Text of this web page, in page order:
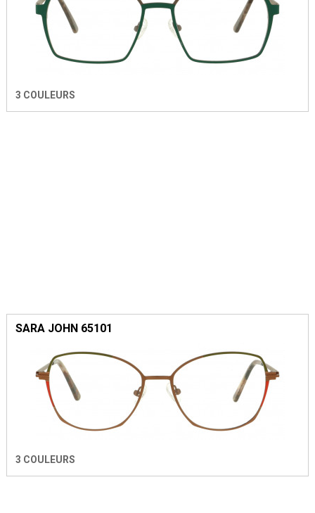
3 COULEURS
SARA JOHN 65101
3 COULEURS